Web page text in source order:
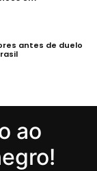
antes de duelo
ao